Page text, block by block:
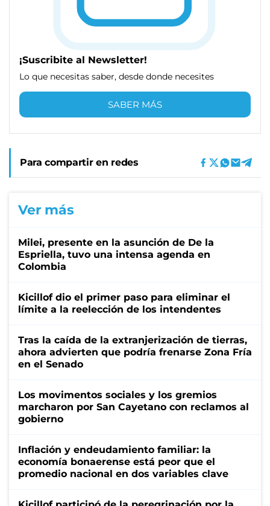
¡Suscribite al Newsletter!
Lo que necesitas saber, desde donde necesites
SABER MÁS
Para compartir en redes
Ver más
Milei, presente en la asunción de De la
Espriella, tuvo una intensa agenda en
Colombia
Kicillof dio el primer paso para eliminar el
límite a la reelección de los intendentes
Tras la caída de la extranjerización de tierras,
ahora advierten que podría frenarse Zona Fría
en el Senado
Los movimentos sociales y los gremios
marcharon por San Cayetano con reclamos al
gobierno
Inflación y endeudamiento familiar: la
economía bonaerense está peor que el
promedio nacional en dos variables clave